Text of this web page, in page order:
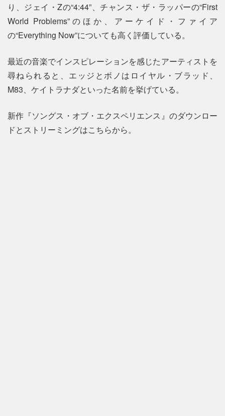
り、ジェイ・Zの“4:44”、チャンス・ザ・ラッパーの“First
World Problems”のほか、アーケイド・ファイア
の“Everything Now”についても高く評価している。
最近の音楽でインスピレーションを感じたアーティストを
尋ねられると、エッジとボノはロイヤル・ブラッド、
M83、ケイトラナダといった名前を挙げている。
新作『ソングス・オブ・エクスペリエンス』のダウンロー
ドとストリーミングはこちらから。